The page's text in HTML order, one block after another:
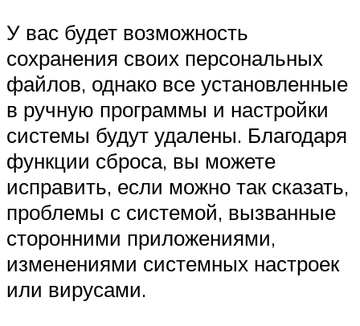
У вас будет возможность
сохранения своих персональных
файлов, однако все установленные
в ручную программы и настройки
системы будут удалены. Благодаря
функции сброса, вы можете
исправить, если можно так сказать,
проблемы с системой, вызванные
сторонними приложениями,
изменениями системных настроек
или вирусами.